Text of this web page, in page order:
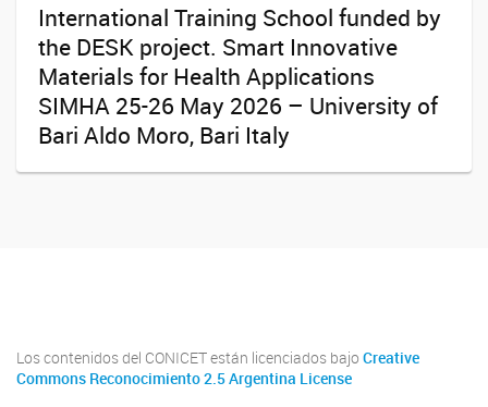
International Training School funded by
the DESK project. Smart Innovative
Materials for Health Applications
SIMHA 25-26 May 2026 – University of
Bari Aldo Moro, Bari Italy
Los contenidos del CONICET están licenciados bajo Creative
Commons Reconocimiento 2.5 Argentina License